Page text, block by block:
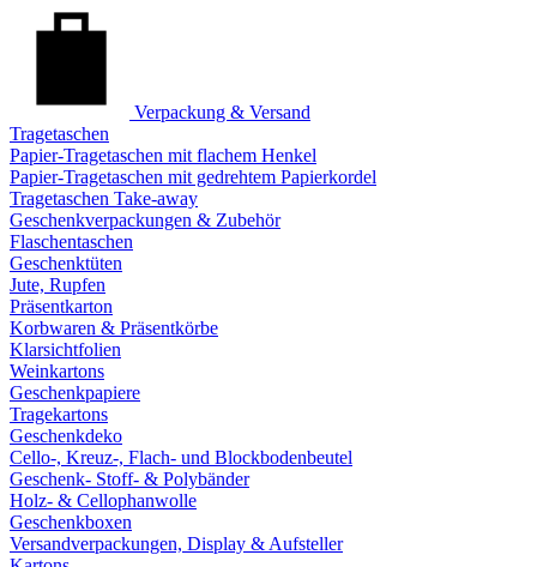
Verpackung & Versand
Tragetaschen
Papier-Tragetaschen mit flachem Henkel
Papier-Tragetaschen mit gedrehtem Papierkordel
Tragetaschen Take-away
Geschenkverpackungen & Zubehör
Flaschentaschen
Geschenktüten
Jute, Rupfen
Präsentkarton
Korbwaren & Präsentkörbe
Klarsichtfolien
Weinkartons
Geschenkpapiere
Tragekartons
Geschenkdeko
Cello-, Kreuz-, Flach- und Blockbodenbeutel
Geschenk- Stoff- & Polybänder
Holz- & Cellophanwolle
Geschenkboxen
Versandverpackungen, Display & Aufsteller